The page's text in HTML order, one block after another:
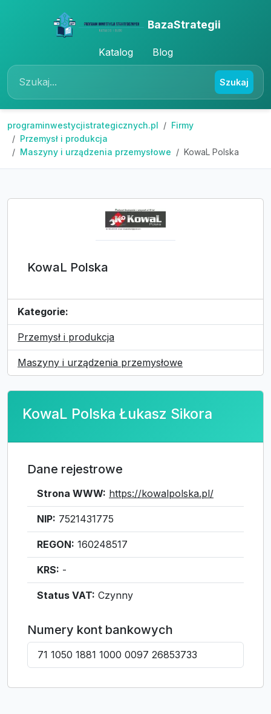
BazaStrategii
Katalog Blog
Szukaj
programinwestycjistrategicznych.pl
Firmy
Przemysł i produkcja
Maszyny i urządzenia przemysłowe
KowaL Polska
KowaL Polska
Kategorie:
Przemysł i produkcja
Maszyny i urządzenia przemysłowe
KowaL Polska Łukasz Sikora
Dane rejestrowe
Strona WWW: https://kowalpolska.pl/
NIP: 7521431775
REGON: 160248517
KRS: -
Status VAT: Czynny
Numery kont bankowych
71 1050 1881 1000 0097 26853733